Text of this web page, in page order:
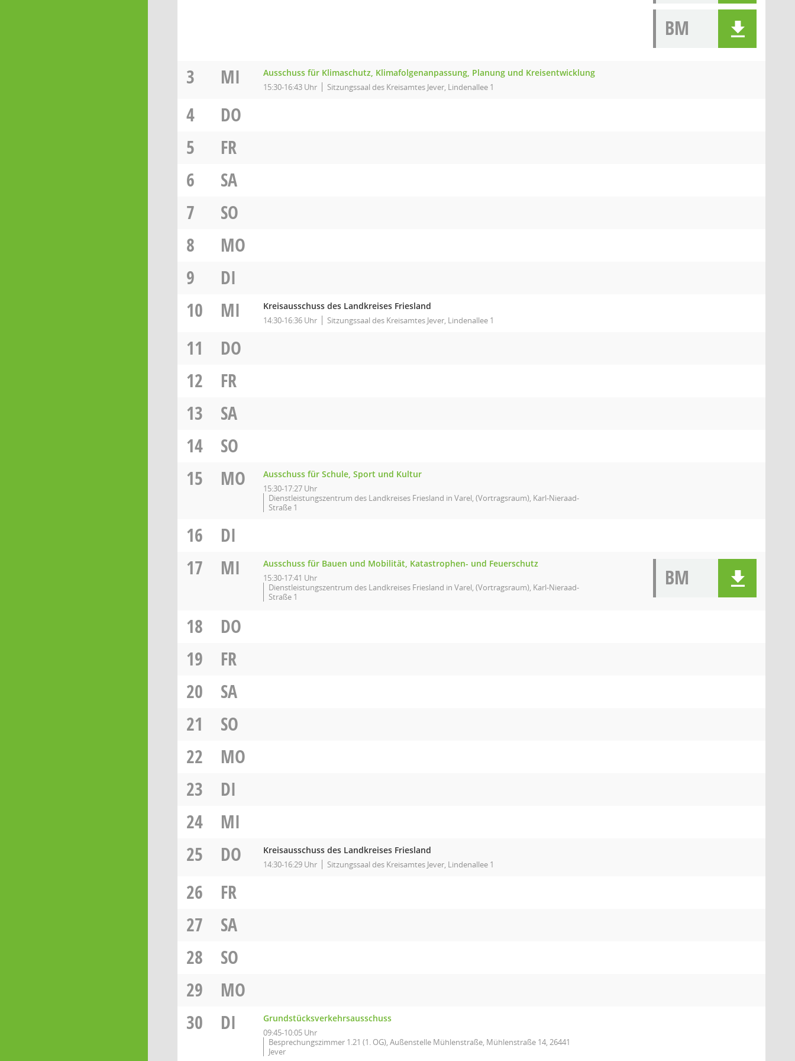
BM
3 MI Ausschuss für Klimaschutz, Klimafolgenanpassung, Planung und Kreisentwicklung
15:30-16:43 Uhr Sitzungssaal des Kreisamtes Jever, Lindenallee 1
4
DO
5
FR
6
SA
7
SO
8
MO
9
DI
10
MI Kreisausschuss des Landkreises Friesland
14:30-16:36 Uhr Sitzungssaal des Kreisamtes Jever, Lindenallee 1
11
DO
12
FR
13
SA
14
SO
15
MO Ausschuss für Schule, Sport und Kultur
15:30-17:27 Uhr
Dienstleistungszentrum des Landkreises Friesland in Varel, (Vortragsraum), Karl-Nieraad-
Straße 1
16
DI
17
MI Ausschuss für Bauen und Mobilität, Katastrophen- und Feuerschutz
15:30-17:41 Uhr
Dienstleistungszentrum des Landkreises Friesland in Varel, (Vortragsraum), Karl-Nieraad-
Straße 1
BM
18
DO
19
FR
20
SA
21
SO
22
MO
23
DI
24
MI
25
DO Kreisausschuss des Landkreises Friesland
14:30-16:29 Uhr Sitzungssaal des Kreisamtes Jever, Lindenallee 1
26
FR
27
SA
28
SO
29
MO
30
DI Grundstücksverkehrsausschuss
09:45-10:05 Uhr
Besprechungszimmer 1.21 (1. OG), Außenstelle Mühlenstraße, Mühlenstraße 14, 26441
Jever